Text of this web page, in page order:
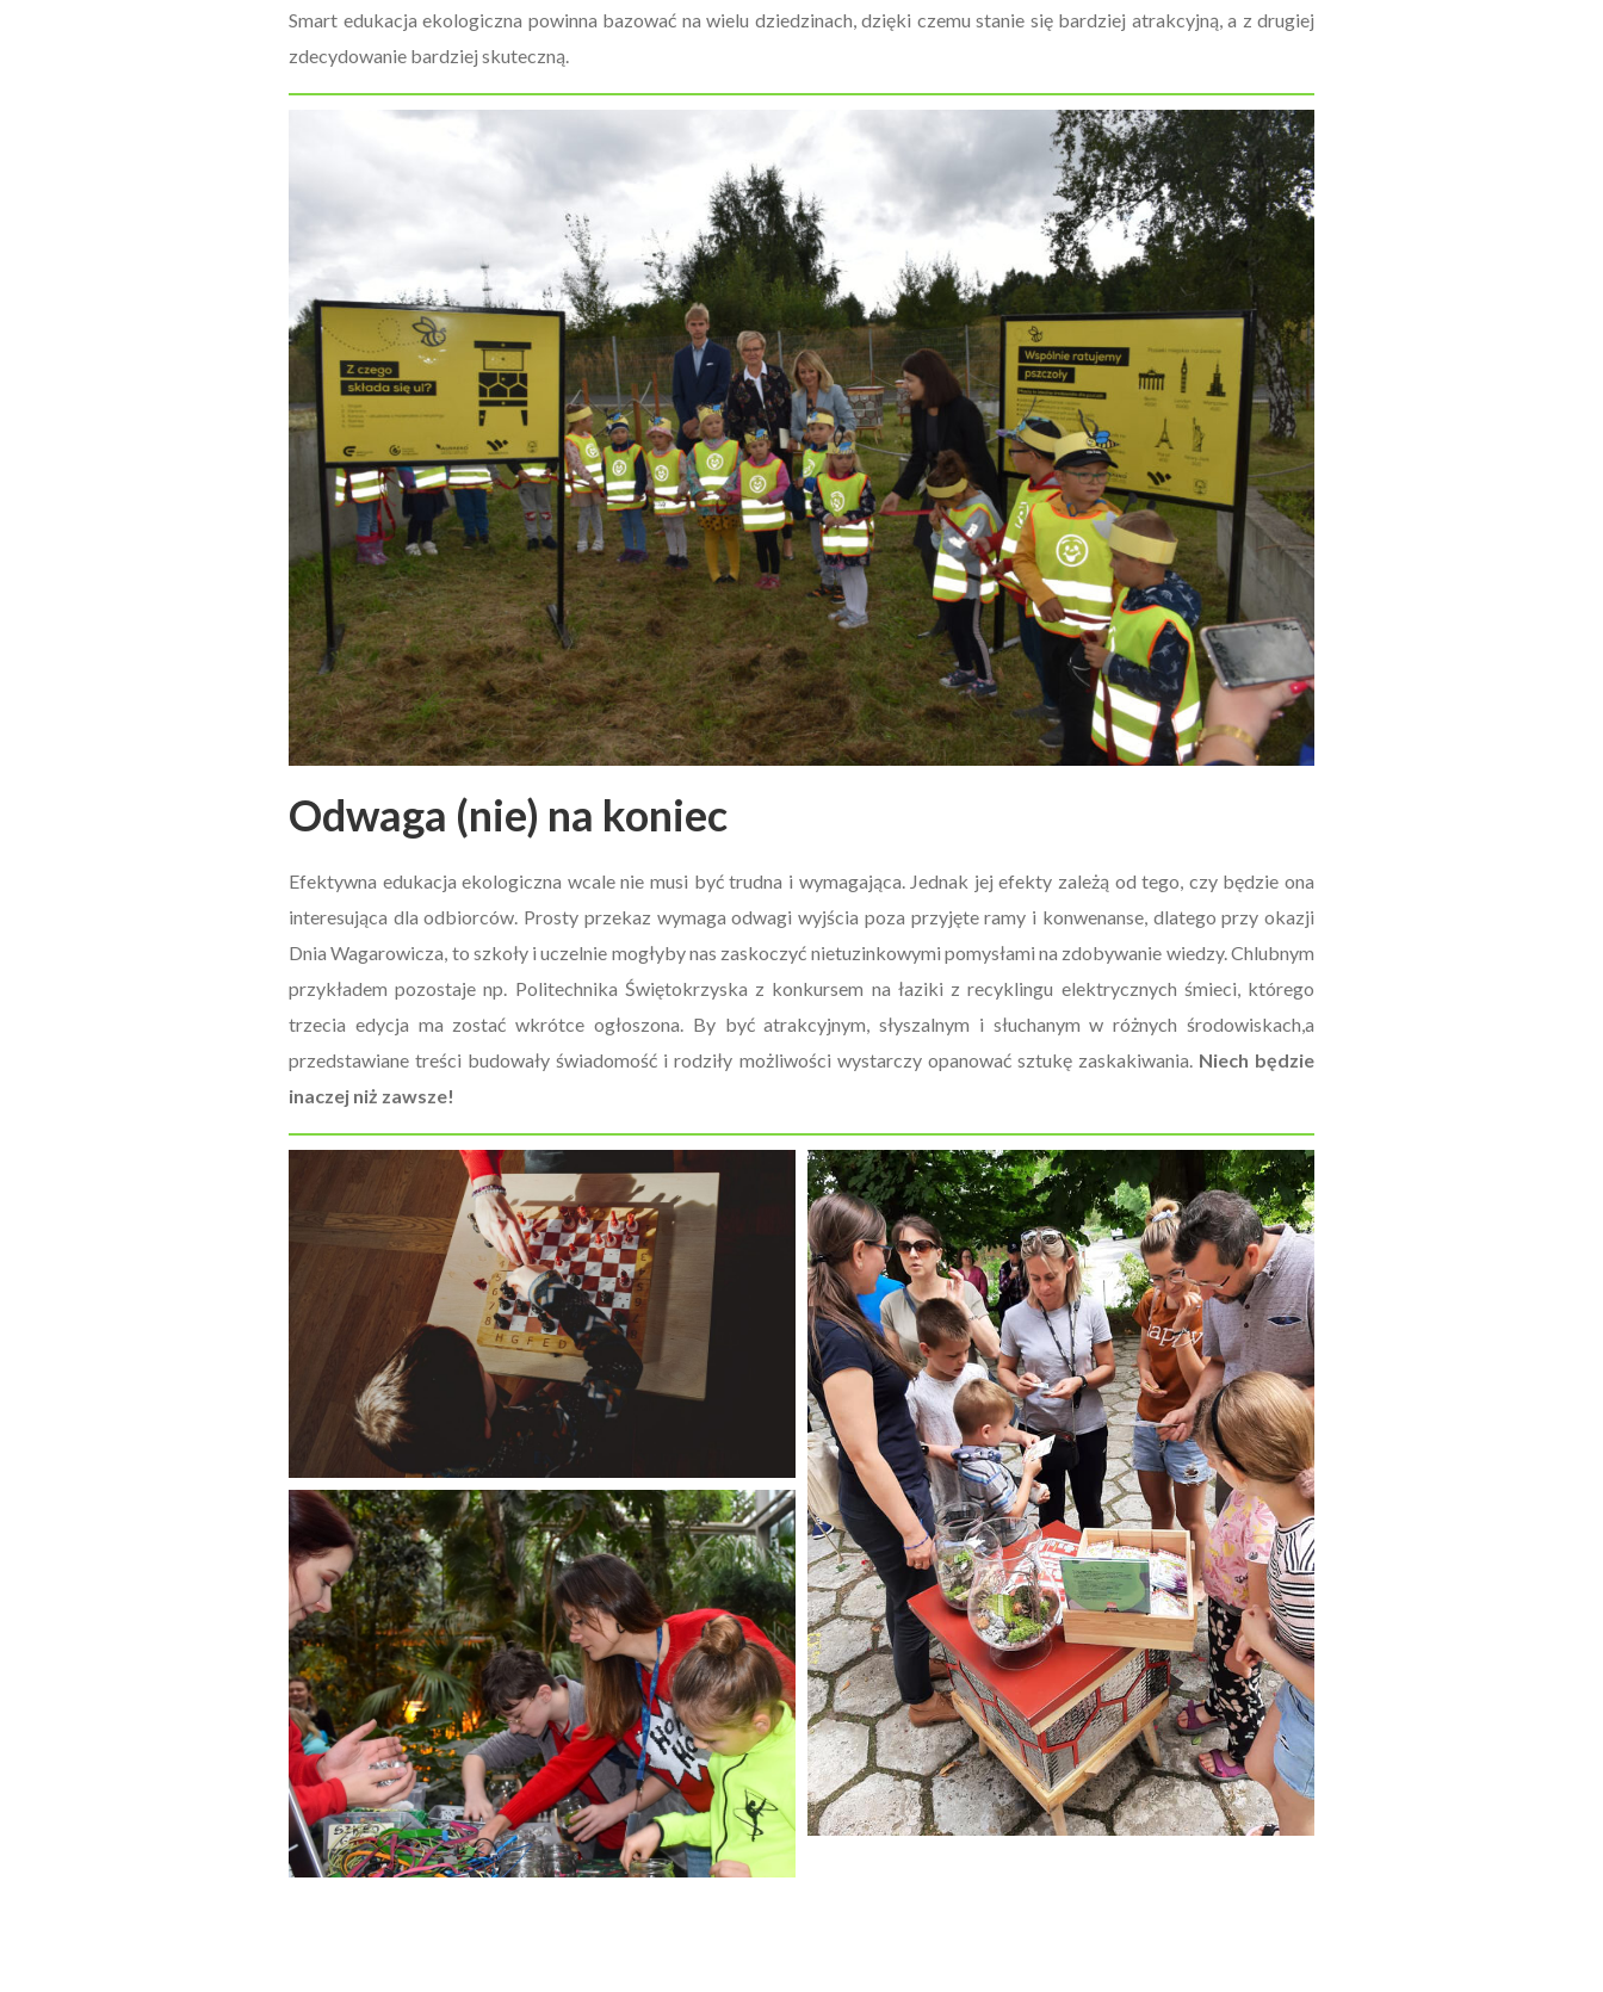
Smart edukacja ekologiczna powinna bazować na wielu dziedzinach, dzięki czemu stanie się bardziej atrakcyjną, a z drugiej
zdecydowanie bardziej skuteczną.
Odwaga (nie) na koniec
Efektywna edukacja ekologiczna wcale nie musi być trudna i wymagająca. Jednak jej efekty zależą od tego, czy będzie ona
interesująca dla odbiorców. Prosty przekaz wymaga odwagi wyjścia poza przyjęte ramy i konwenanse, dlatego przy okazji
Dnia Wagarowicza, to szkoły i uczelnie mogłyby nas zaskoczyć nietuzinkowymi pomysłami na zdobywanie wiedzy. Chlubnym
przykładem pozostaje np. Politechnika Świętokrzyska z konkursem na łaziki z recyklingu elektrycznych śmieci, którego
trzecia edycja ma zostać wkrótce ogłoszona. By być atrakcyjnym, słyszalnym i słuchanym w różnych środowiskach,a
przedstawiane treści budowały świadomość i rodziły możliwości wystarczy opanować sztukę zaskakiwania. Niech będzie
inaczej niż zawsze!